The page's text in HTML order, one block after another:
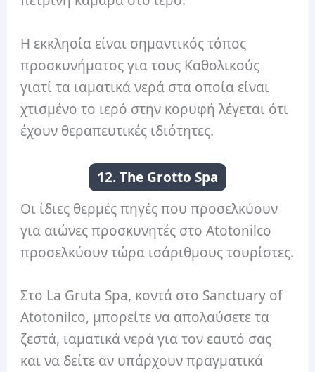
Η εκκλησία είναι σημαντικός τόπος
προσκυνήματος για τους Καθολικούς
γιατί τα ιαματικά νερά στα οποία είναι
χτισμένο το ιερό στην κορυφή λέγεται ότι
έχουν θεραπευτικές ιδιότητες.
12. The Grotto Spa
Οι ίδιες θερμές πηγές που προσελκύουν
για αιώνες προσκυνητές στο Atotonilco
προσελκύουν τώρα ισάριθμους τουρίστες.
Στο La Gruta Spa, κοντά στο Sanctuary of
Atotonilco, μπορείτε να απολαύσετε τα
ζεστά, ιαματικά νερά για τον εαυτό σας
και να δείτε αν υπάρχουν πραγματικά